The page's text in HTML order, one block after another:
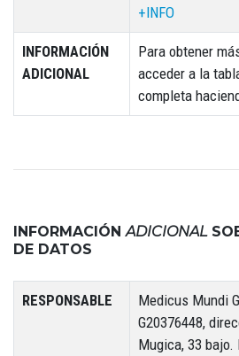
+INFO
INFORMACIÓN
ADICIONAL
Para obtener
acceder a la
completa
INFORMACIÓNADICIONAL
DE DATOS
RESPONSABLE
Medicus Mundi
G20376448,
Mugica, 33